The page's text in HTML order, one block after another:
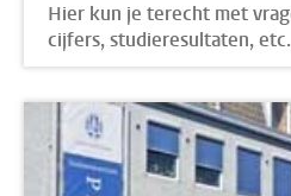
Hier kun je terecht met
cijfers, studieresultaten, etc.